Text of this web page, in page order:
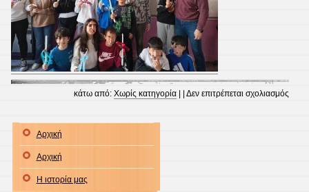
κάτω από:Χωρίς κατηγορία | |Δεν επιτρέπεται σχολιασμός
Αρχική
Αρχική
Η ιστορία μας